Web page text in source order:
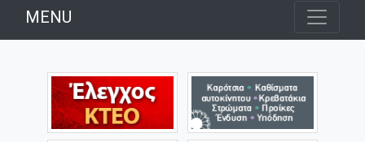
MENU